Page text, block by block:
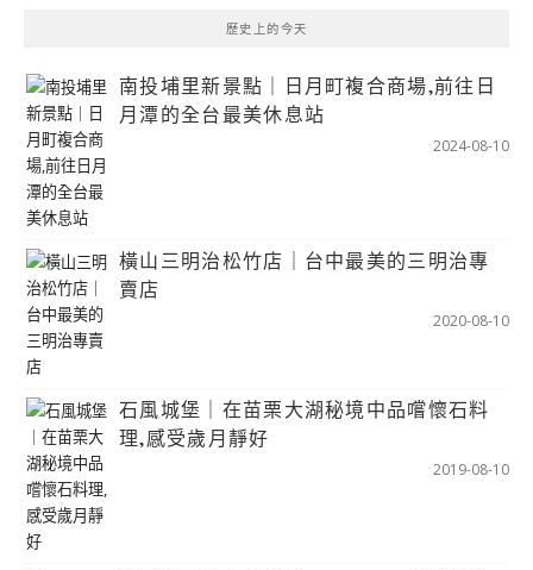
歷史上的今天
南投埔里新景點｜日月町複合商場,前往日
月潭的全台最美休息站
2024-08-10
橫山三明治松竹店｜台中最美的三明治專
賣店
2020-08-10
石風城堡｜在苗栗大湖秘境中品嚐懷石料
理,感受歲月靜好
2019-08-10